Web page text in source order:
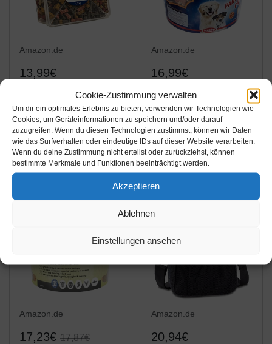
Cookie-Zustimmung verwalten
Um dir ein optimales Erlebnis zu bieten, verwenden wir Technologien wie
Cookies, um Geräteinformationen zu speichern und/oder darauf
zuzugreifen. Wenn du diesen Technologien zustimmst, können wir Daten
wie das Surfverhalten oder eindeutige IDs auf dieser Website verarbeiten.
Wenn du deine Zustimmung nicht erteilst oder zurückziehst, können
bestimmte Merkmale und Funktionen beeinträchtigt werden.
Akzeptieren
Ablehnen
Einstellungen ansehen
Amazon.de
13,99€
Dehner Hundesnack,
Snackbox Jumbo, 4
Sorten-Mix, 1.2 kg
Amazon / Ebay
Produkt ansehen*
Amazon.de
16,99€
Nobby STARSNACK
"Party Mix" Eimer
1,800 g
Amazon / Ebay
Produkt ansehen*
-3%
Amazon.de
17,23€ 17,87€
Amazon.de
20,94€